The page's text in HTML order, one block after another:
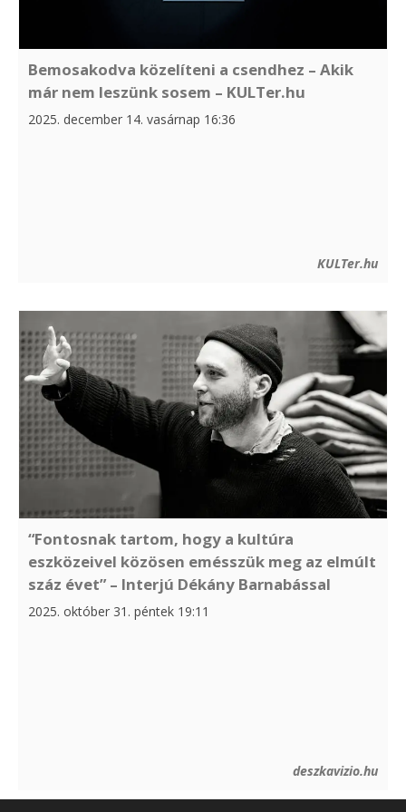
Bemosakodva közelíteni a csendhez – Akik
már nem leszünk sosem – KULTer.hu
2025. december 14. vasárnap 16:36
KULTer.hu
“Fontosnak tartom, hogy a kultúra
eszközeivel közösen emésszük meg az elmúlt
száz évet” – Interjú Dékány Barnabással
2025. október 31. péntek 19:11
deszkavizio.hu